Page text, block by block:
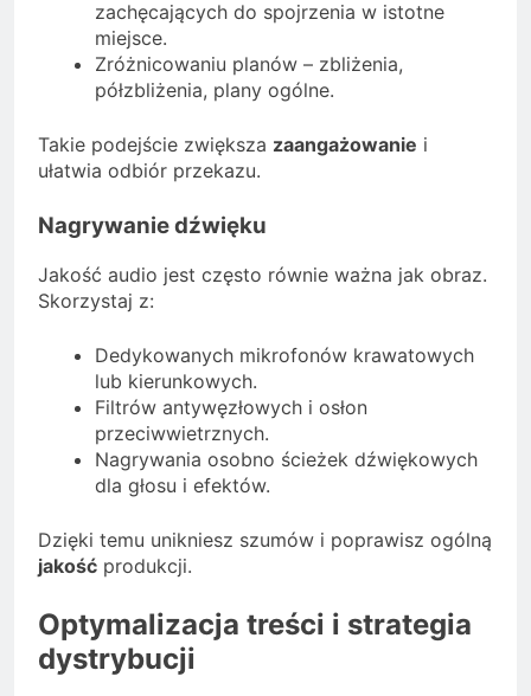
zachęcających do spojrzenia w istotne
miejsce.
Zróżnicowaniu planów – zbliżenia,
półzbliżenia, plany ogólne.
Takie podejście zwiększa zaangażowanie i
ułatwia odbiór przekazu.
Nagrywanie dźwięku
Jakość audio jest często równie ważna jak obraz.
Skorzystaj z:
Dedykowanych mikrofonów krawatowych
lub kierunkowych.
Filtrów antywęzłowych i osłon
przeciwwietrznych.
Nagrywania osobno ścieżek dźwiękowych
dla głosu i efektów.
Dzięki temu unikniesz szumów i poprawisz ogólną
jakość produkcji.
Optymalizacja treści i strategia
dystrybucji